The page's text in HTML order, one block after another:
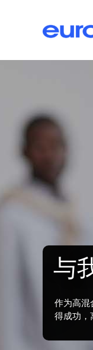
与
作为高混
得成功，